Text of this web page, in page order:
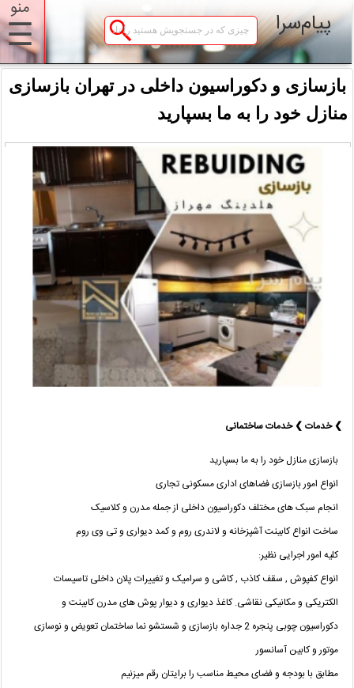
منو
☰ پیام‌سرا
بازسازی و دکوراسیون داخلی در تهران بازسازی
منازل خود را به ما بسپارید
❯ خدمات ❯ خدمات ساختمانی
بازسازی منازل خود را به ما بسپارید
انواع امور بازسازی فضاهای اداری مسکونی تجاری
انجام سبک های مختلف دکوراسیون داخلی از جمله مدرن و کلاسیک
ساخت انواع کابینت آشپزخانه و لاندری روم و کمد دیواری و تی وی روم
کلیه امور اجرایی نظیر:
انواع کفپوش , سقف کاذب , کاشی و سرامیک و تغییرات پلان داخلی تاسیسات
الکتریکی و مکانیکی نقاشی. کاغذ دیواری و دیوار پوش های مدرن کابینت و
دکوراسیون چوبی پنجره 2 جداره بازسازی و شستشو نما ساختمان تعویض و نوسازی
موتور و کابین آسانسور
مطابق با بودجه و فضای محیط مناسب را برایتان رقم میزنیم